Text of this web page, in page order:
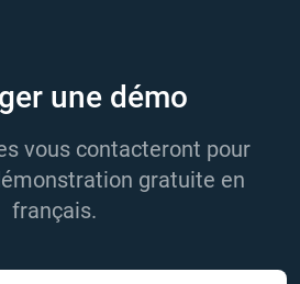
une démo
vous contacteront pour
gratuite en
français.